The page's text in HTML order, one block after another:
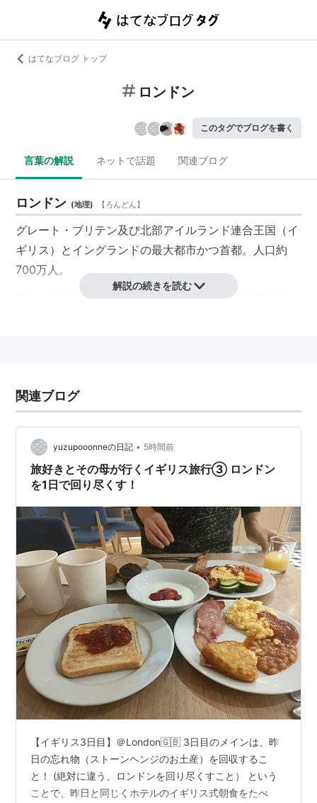
はてなブログ トップ
ロンドン
このタグでブログを書く
言葉の解説 ネットで話題 関連ブログ
ロンドン (地理) 【ろんどん】
グレート・ブリテン及び北部アイルランド連合王国（イ
ギリス）とイングランドの最大都市かつ首都。人口約
700万人。
国土が日本の3分の2くらいだが、ロンドン証券取引所
オリンピックが過去2回開催され、2012年の夏季オリン
ピック（ロンドンオリンピック）開催予定地にもなって
解説の続きを読む
関連ブログ
yuzupooonneの日記 • 5時間前
旅好きとその母が行くイギリス旅行③ ロンドン
を1日で回り尽くす！
【イギリス3日目】＠London🇬🇧 3日目のメインは、昨
日の忘れ物（ストーンヘンジのお土産）を回収するこ
と！ (絶対に違う、ロンドンを回り尽くすこと） という
ことで、昨日と同じくホテルのイギリス式朝食をたべ